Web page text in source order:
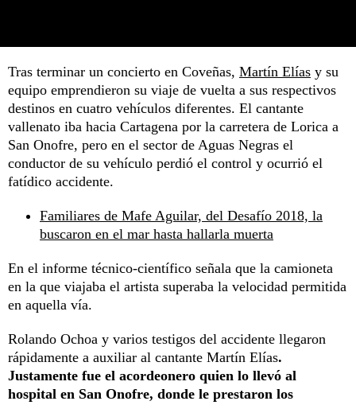
Tras terminar un concierto en Coveñas, Martín Elías y su
equipo emprendieron su viaje de vuelta a sus respectivos
destinos en cuatro vehículos diferentes. El cantante
vallenato iba hacia Cartagena por la carretera de Lorica a
San Onofre, pero en el sector de Aguas Negras el
conductor de su vehículo perdió el control y ocurrió el
fatídico accidente.
Familiares de Mafe Aguilar, del Desafío 2018, la
buscaron en el mar hasta hallarla muerta
En el informe técnico-científico señala que la camioneta
en la que viajaba el artista superaba la velocidad permitida
en aquella vía.
Rolando Ochoa y varios testigos del accidente llegaron
rápidamente a auxiliar al cantante Martín Elías.
Justamente fue el acordeonero quien lo llevó al
hospital en San Onofre, donde le prestaron los